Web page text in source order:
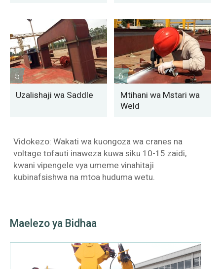
5
Uzalishaji wa Saddle
6
Mtihani wa Mstari wa
Weld
Vidokezo: Wakati wa kuongoza wa cranes na
voltage tofauti inaweza kuwa siku 10-15 zaidi,
kwani vipengele vya umeme vinahitaji
kubinafsishwa na mtoa huduma wetu.
Maelezo ya Bidhaa